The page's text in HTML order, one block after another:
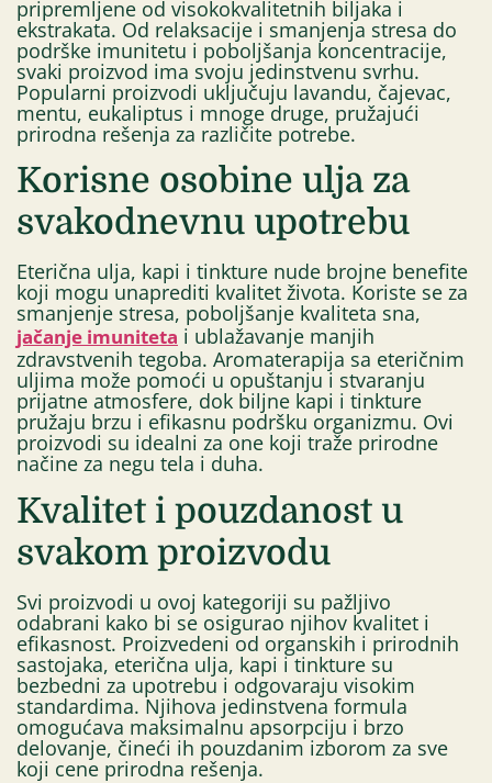
pripremljene od visokokvalitetnih biljaka i
ekstrakata. Od relaksacije i smanjenja stresa do
podrške imunitetu i poboljšanja koncentracije,
svaki proizvod ima svoju jedinstvenu svrhu.
Popularni proizvodi uključuju lavandu, čajevac,
mentu, eukaliptus i mnoge druge, pružajući
prirodna rešenja za različite potrebe.
Korisne osobine ulja za
svakodnevnu upotrebu
Eterična ulja, kapi i tinkture nude brojne benefite
koji mogu unaprediti kvalitet života. Koriste se za
smanjenje stresa, poboljšanje kvaliteta sna,
jačanje imuniteta i ublažavanje manjih
zdravstvenih tegoba. Aromaterapija sa eteričnim
uljima može pomoći u opuštanju i stvaranju
prijatne atmosfere, dok biljne kapi i tinkture
pružaju brzu i efikasnu podršku organizmu. Ovi
proizvodi su idealni za one koji traže prirodne
načine za negu tela i duha.
Kvalitet i pouzdanost u
svakom proizvodu
Svi proizvodi u ovoj kategoriji su pažljivo
odabrani kako bi se osigurao njihov kvalitet i
efikasnost. Proizvedeni od organskih i prirodnih
sastojaka, eterična ulja, kapi i tinkture su
bezbedni za upotrebu i odgovaraju visokim
standardima. Njihova jedinstvena formula
omogućava maksimalnu apsorpciju i brzo
delovanje, čineći ih pouzdanim izborom za sve
koji cene prirodna rešenja.